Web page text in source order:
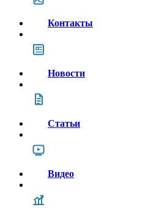
Контакты
Новости
Статьи
Видео